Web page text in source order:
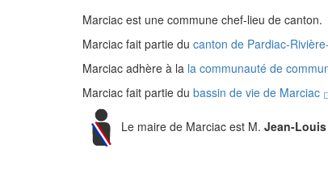
Marciac est une commune chef-lieu de canton.
Marciac fait partie du canton de Pardiac-
Marciac adhère à la la communauté de
Marciac fait partie du bassin de vie de Marciac
Le maire de Marciac est M. Jean-Louis